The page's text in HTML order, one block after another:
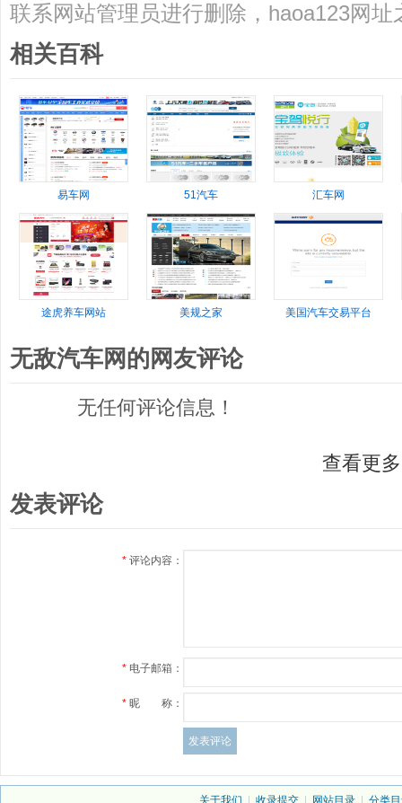
联系网站管理员进行删除，haoa123网
相关百科
易车网 51汽车 汇车网
途虎养车网站 美规之家 美国汽车交易平台
无敌汽车网的网友评论
无任何评论信息！
查看更
发表评论
* 评论内容：
* 电子邮箱：
* 昵 称：
关于我们 收录提交 网站目录 分类